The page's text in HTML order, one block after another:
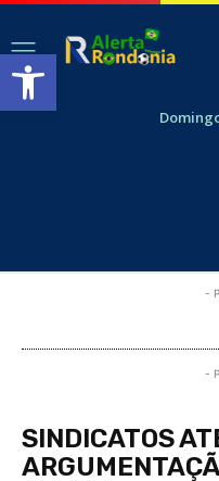
Abrir a barra de ferramentas
-
-
SINDICATOS